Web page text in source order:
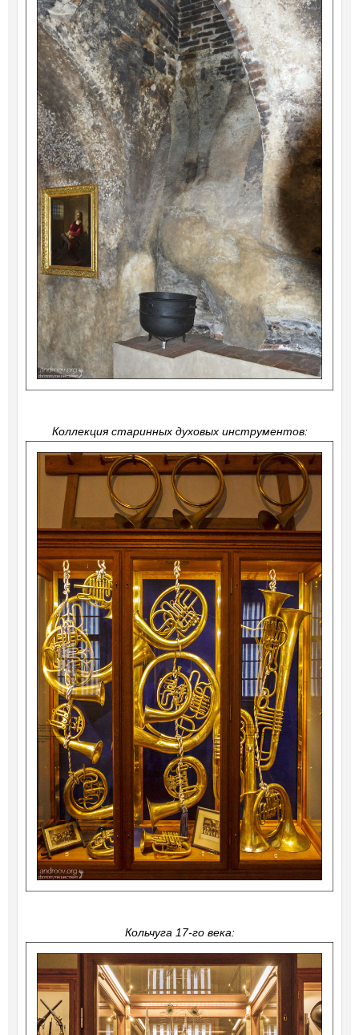
Коллекция старинных духовых инструментов:
Кольчуга 17-го века: